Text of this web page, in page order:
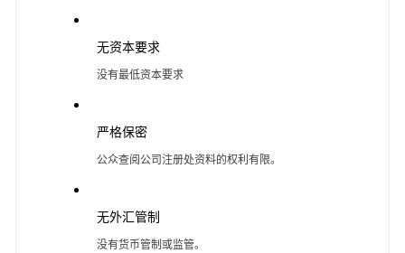
无资本要求
没有最低资本要求
严格保密
公众查阅公司注册处资料的权利有限。
无外汇管制
没有货币管制或监管。